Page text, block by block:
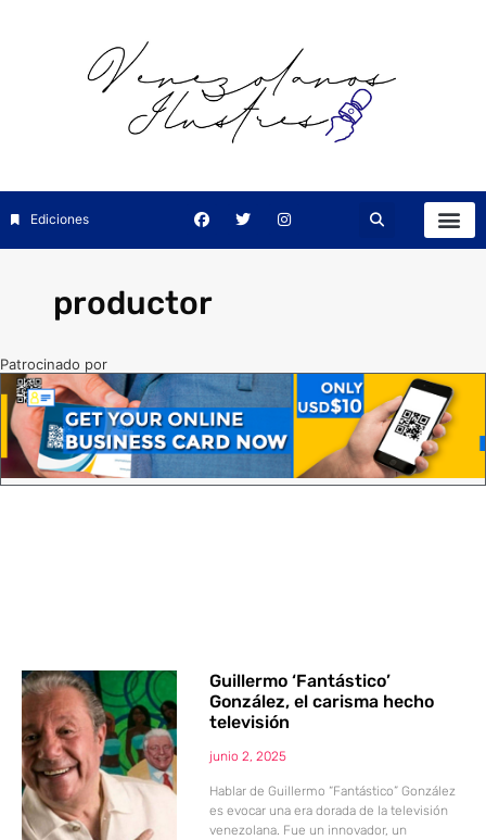
Ediciones
productor
Patrocinado por
Guillermo ‘Fantástico’
González, el carisma hecho
televisión
junio 2, 2025
Hablar de Guillermo “Fantástico” González
es evocar una era dorada de la televisión
venezolana. Fue un innovador, un